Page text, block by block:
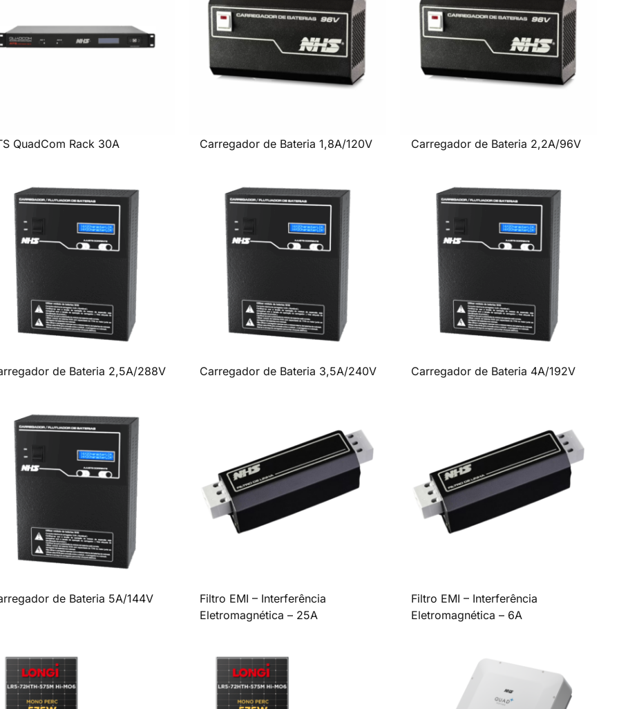
QuadCom Rack 30A Carregador de Bateria 1,8A/120V Carregador de Bateria 2,2A/96V
de Bateria 2,5A/288V Carregador de Bateria 3,5A/240V Carregador de Bateria 4A/192V
de Bateria 5A/144V
Filtro EMI – Interferência
Eletromagnética – 25A
Filtro EMI – Interferência
Eletromagnética – 6A